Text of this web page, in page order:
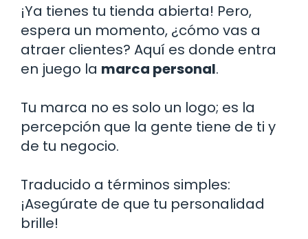
¡Ya tienes tu tienda abierta! Pero,
espera un momento, ¿cómo vas a
atraer clientes? Aquí es donde entra
en juego la marca personal.
Tu marca no es solo un logo; es la
percepción que la gente tiene de ti y
de tu negocio.
Traducido a términos simples:
¡Asegúrate de que tu personalidad
brille!